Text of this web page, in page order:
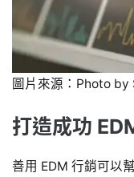
圖片來源：Photo
打造成功
善用 EDM 行銷可以